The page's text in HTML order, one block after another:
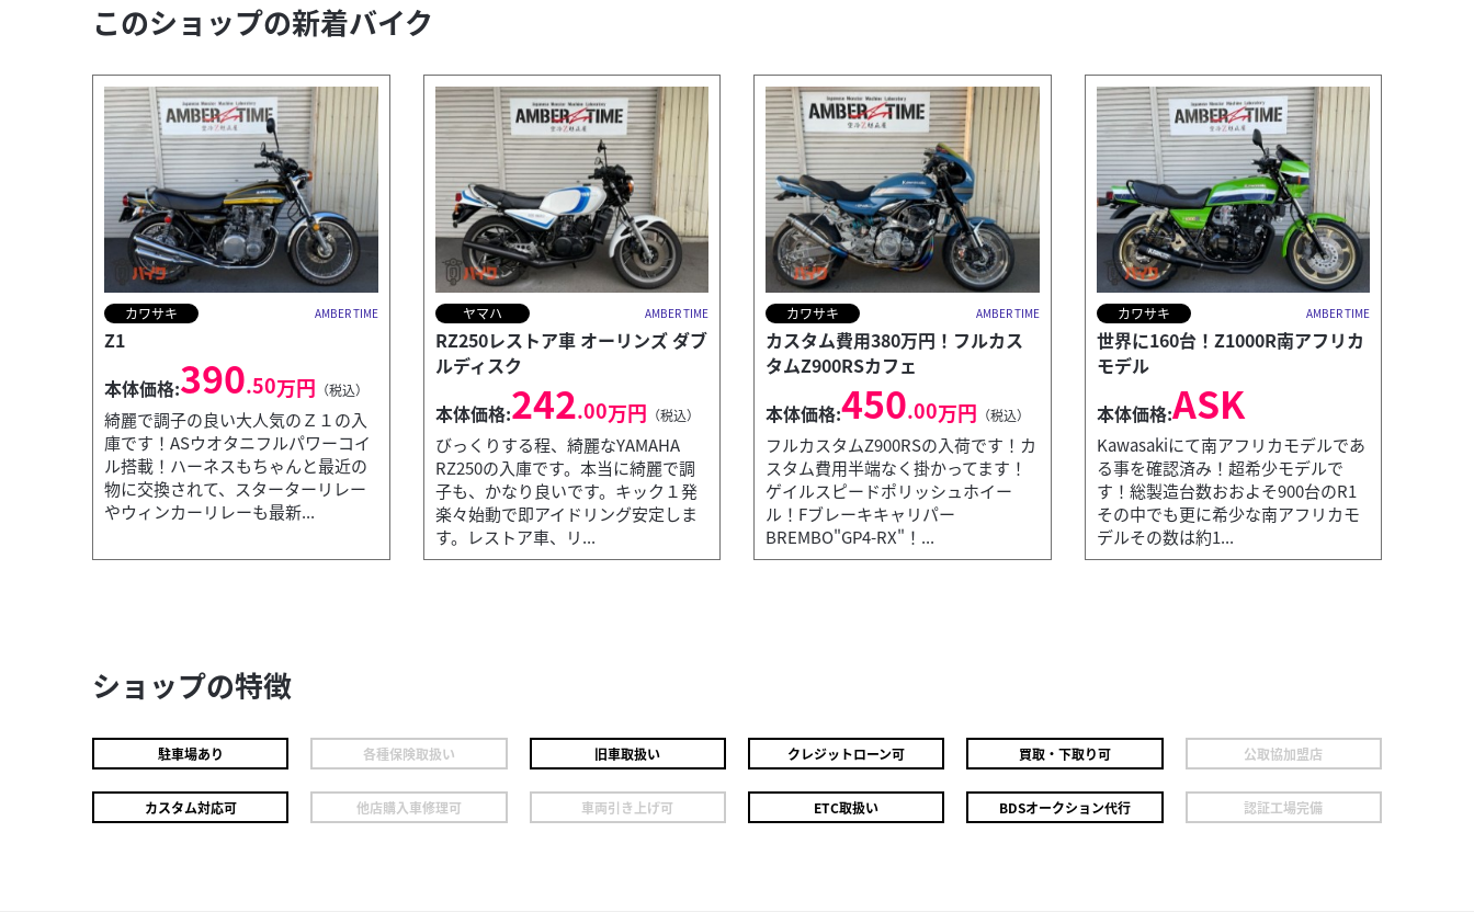
このショップの新着バイク
カワサキ AMBER TIME
Z1
本体価格:390.50万円 （税込）
綺麗で調子の良い大人気のＺ１の入
庫です！ASウオタニフルパワーコイ
ル搭載！ハーネスもちゃんと最近の
物に交換されて、スターターリレー
やウィンカーリレーも最新...
ヤマハ AMBER TIME
RZ250レストア車 オーリンズ ダブ
ルディスク
本体価格:242.00万円 （税込）
びっくりする程、綺麗なYAMAHA
RZ250の入庫です。本当に綺麗で調
子も、かなり良いです。キック１発
楽々始動で即アイドリング安定しま
す。レストア車、リ...
カワサキ AMBER TIME
カスタム費用380万円！フルカス
タムZ900RSカフェ
本体価格:450.00万円 （税込）
フルカスタムZ900RSの入荷です！カ
スタム費用半端なく掛かってます！
ゲイルスピードポリッシュホイー
ル！Fブレーキキャリパー
BREMBO"GP4-RX"！...
カワサキ AMBER TIME
世界に160台！Z1000R南アフリカ
モデル
本体価格:ASK
Kawasakiにて南アフリカモデルであ
る事を確認済み！超希少モデルで
す！総製造台数おおよそ900台のR1
その中でも更に希少な南アフリカモ
デルその数は約1...
ショップの特徴
駐車場あり 各種保険取扱い 旧車取扱い クレジットローン可 買取・下取り可 公取協加盟店
カスタム対応可 他店購入車修理可 車両引き上げ可 ETC取扱い BDSオークション代行 認証工場完備